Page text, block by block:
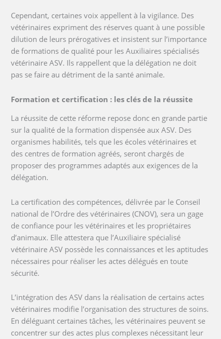
Cependant, certaines voix appellent à la vigilance. Des
vétérinaires expriment des réserves quant à une possible
dilution de leurs prérogatives et insistent sur l’importance
de formations de qualité pour les Auxiliaires spécialisés
vétérinaire ASV. Ils rappellent que la délégation ne doit
pas se faire au détriment de la santé animale.
Formation et certification : les clés de la réussite
La réussite de cette réforme repose donc en grande partie
sur la qualité de la formation dispensée aux ASV. Des
organismes habilités, tels que les écoles vétérinaires et
des centres de formation agréés, seront chargés de
proposer des programmes adaptés aux exigences de la
délégation.
La certification des compétences, délivrée par le Conseil
national de l’Ordre des vétérinaires (CNOV), sera un gage
de confiance pour les vétérinaires et les propriétaires
d’animaux. Elle attestera que l’Auxiliaire spécialisé
vétérinaire ASV possède les connaissances et les aptitudes
nécessaires pour réaliser les actes délégués en toute
sécurité.
L’intégration des ASV dans la réalisation de certains actes
vétérinaires modifie l’organisation des structures de soins.
En déléguant certaines tâches, les vétérinaires peuvent se
concentrer sur des actes plus complexes nécessitant leur